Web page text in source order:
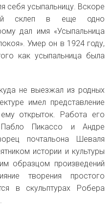
себя усыпальницу. Вскоре
склеп в еще одно
дал имя «Усыпальница
Умер он в 1924 году,
как усыпальница была
не выезжал из родных
имел представление
открыток. Работа его
Пабло Пикассо и Андре
почтальона Шеваля
истории и культуры
образцом произведений
творения простого
в скульптурах Робера